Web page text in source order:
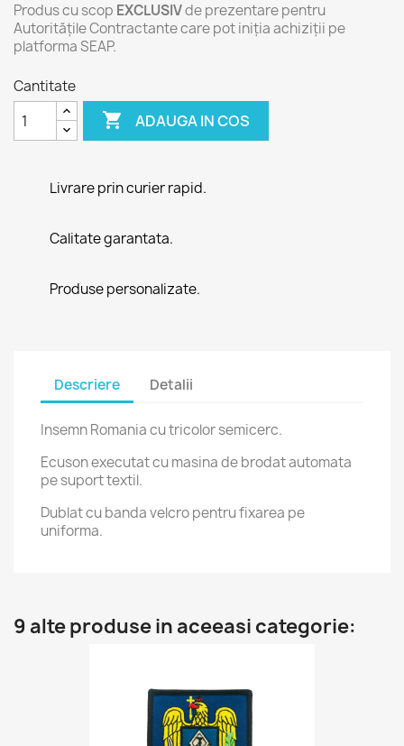
Produs cu scop EXCLUSIVde prezentare pentru
Autoritățile Contractante care pot iniția achiziții pe
platforma SEAP.
Cantitate
 ADAUGA IN COS
Livrare prin curier rapid.
Calitate garantata.
Produse personalizate.
Descriere Detalii
Insemn Romania cu tricolor semicerc.
Ecuson executat cu masina de brodat automata
pe suport textil.
Dublat cu banda velcro pentru fixarea pe
uniforma.
9 alte produse in aceeasi categorie: